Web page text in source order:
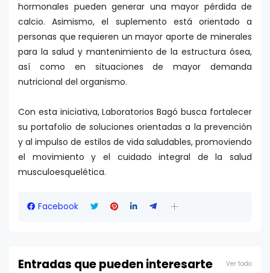
hormonales pueden generar una mayor pérdida de
calcio. Asimismo, el suplemento está orientado a
personas que requieren un mayor aporte de minerales
para la salud y mantenimiento de la estructura ósea,
así como en situaciones de mayor demanda
nutricional del organismo.
Con esta iniciativa, Laboratorios Bagó busca fortalecer
su portafolio de soluciones orientadas a la prevención
y al impulso de estilos de vida saludables, promoviendo
el movimiento y el cuidado integral de la salud
musculoesquelética.
Facebook
Entradas que pueden interesarte Ver todo